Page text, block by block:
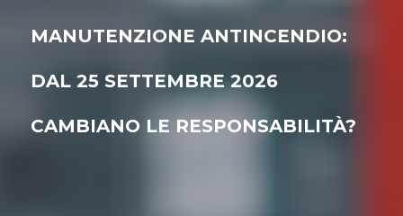
MANUTENZIONE ANTINCENDIO:
DAL 25 SETTEMBRE 2026
CAMBIANO LE RESPONSABILITÀ?